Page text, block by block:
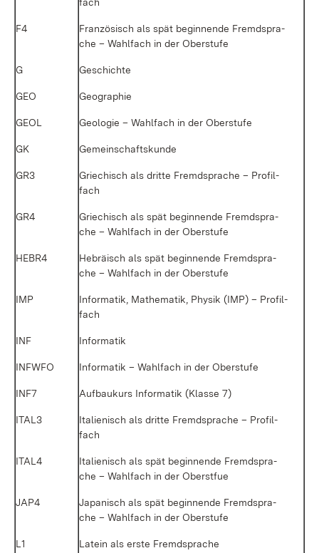
F4
Fran­zö­sisch als spät be­gin­nen­de Fremd­spra­
che – Wahl­fach in der Ober­stu­fe
G Ge­schich­te
GEO Geo­gra­phie
GEOL Geo­lo­gie – Wahl­fach in der Ober­stu­fe
GK Ge­mein­schafts­kun­de
GR3
Grie­chisch als drit­te Fremd­spra­che – Pro­fil­
fach
GR4
Grie­chisch als spät be­gin­nen­de Fremd­spra­
che – Wahl­fach in der Ober­stu­fe
HE­BR4
He­brä­isch als spät be­gin­nen­de Fremd­spra­
che – Wahl­fach in der Ober­stu­fe
IMP
In­for­ma­tik, Ma­the­ma­tik, Phy­sik (IMP) – Pro­fil­
fach
INF In­for­ma­tik
INF­W­FO In­for­ma­tik – Wahl­fach in der Ober­stu­fe
INF7 Auf­bau­kurs In­for­ma­tik (Klas­se 7)
ITAL3
Ita­lie­nisch als drit­te Fremd­spra­che – Pro­fil­
fach
ITAL4
Ita­lie­nisch als spät be­gin­nen­de Fremd­spra­
che – Wahl­fach in der Oberst­fue
JAP4
Ja­pa­nisch als spät be­gin­nen­de Fremd­spra­
che – Wahl­fach in der Ober­stu­fe
L1 La­tein als ers­te Fremd­spra­che